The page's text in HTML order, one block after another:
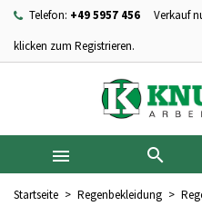
Telefon: +49 5957 456
Verkauf
klicken zum Registrieren.
 
Startseite Regenbekleidung
Ihre Wunschlisten
Neue Liste anlegen
((modalTitle))
((confirmMessage))
((cancelText))
Wunschliste
Name der Wunschliste
Abbrechen
Anmelden
Sie müssen angemeldet
hinzufügen zu können.